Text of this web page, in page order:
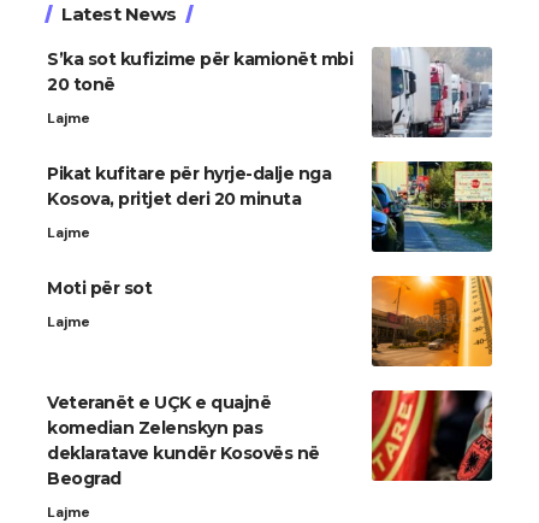
Latest News
S’ka sot kufizime për kamionët mbi
20 tonë
Lajme
Pikat kufitare për hyrje-dalje nga
Kosova, pritjet deri 20 minuta
Lajme
Moti për sot
Lajme
Veteranët e UÇK e quajnë
komedian Zelenskyn pas
deklaratave kundër Kosovës në
Beograd
Lajme